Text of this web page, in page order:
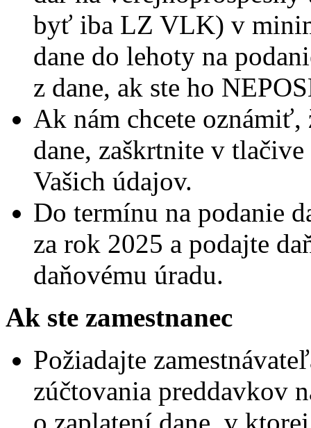
byť iba LZ VLK) v
dane do lehoty na
z dane, ak ste ho
Ak nám chcete oznámiť,
dane, zaškrtnite v
Vašich údajov.
Do termínu na podanie
za rok 2025 a podajte
daňovému úradu.
Ak ste zamestnanec
Požiadajte
zúčtovania preddavkov
o zaplatení dane, v